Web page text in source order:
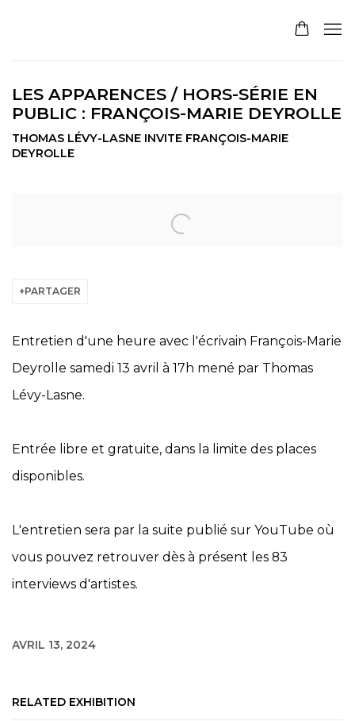
LES APPARENCES / HORS-SÉRIE EN
PUBLIC : FRANÇOIS-MARIE DEYROLLE
THOMAS LÉVY-LASNE INVITE FRANÇOIS-MARIE
DEYROLLE
PARTAGER
Entretien d'une heure avec l'écrivain François-Marie
Deyrolle samedi 13 avril à 17h mené par Thomas
Lévy-Lasne.
Entrée libre et gratuite, dans la limite des places
disponibles.
L'entretien sera par la suite publié sur YouTube où
vous pouvez retrouver dès à présent les 83
interviews d'artistes.
AVRIL 13, 2024
RELATED EXHIBITION